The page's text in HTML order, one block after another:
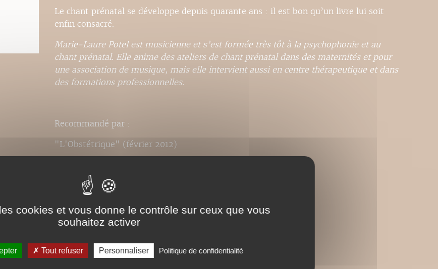
Le chant prénatal se développe depuis quarante ans : il est bon qu’un livre lui soit
enfin consacré.
Marie-Laure Potel est musicienne et s’est formée très tôt à la psychophonie et au
chant prénatal. Elle anime des ateliers de chant prénatal dans des maternités et pour
une association de musique, mais elle intervient aussi en centre thérapeutique et dans
des formations professionnelles.
Recommandé par :
"L'Obstétrique" (février 2012)
cookies et vous donne le contrôle sur ceux que vous
souhaitez activer
Tout refuser Personnaliser Politique de confidentialité